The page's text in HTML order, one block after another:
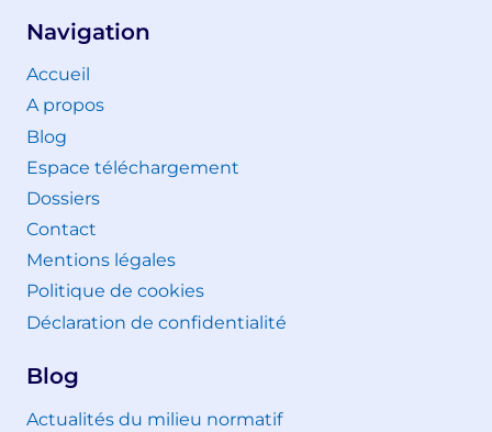
Navigation
Accueil
A propos
Blog
Espace téléchargement
Dossiers
Contact
Mentions légales
Politique de cookies
Déclaration de confidentialité
Blog
Actualités du milieu normatif